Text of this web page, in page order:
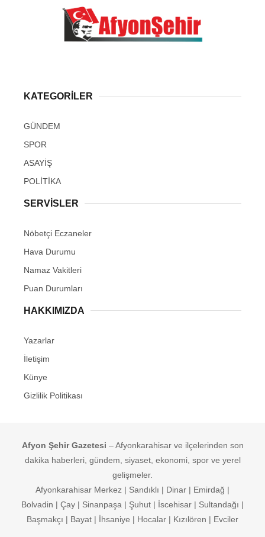
KATEGORİLER
GÜNDEM
SPOR
ASAYİŞ
POLİTİKA
SERVİSLER
Nöbetçi Eczaneler
Hava Durumu
Namaz Vakitleri
Puan Durumları
HAKKIMIZDA
Yazarlar
İletişim
Künye
Gizlilik Politikası
Afyon Şehir Gazetesi – Afyonkarahisar ve ilçelerinden son
dakika haberleri, gündem, siyaset, ekonomi, spor ve yerel
gelişmeler.
Afyonkarahisar Merkez | Sandıklı | Dinar | Emirdağ |
Bolvadin | Çay | Sinanpaşa | Şuhut | İscehisar | Sultandağı |
Başmakçı | Bayat | İhsaniye | Hocalar | Kızılören | Evciler